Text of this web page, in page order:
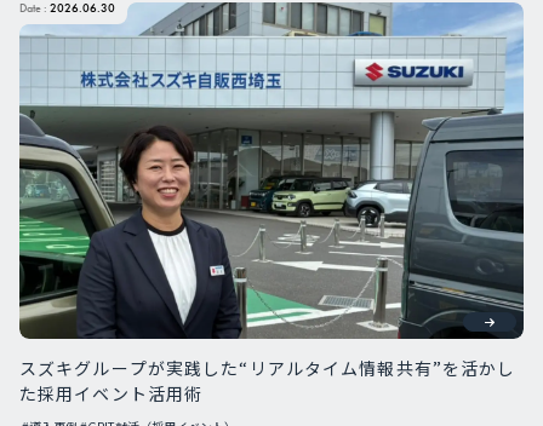
Date : 2026.06.30
スズキグループが実践した“リアルタイム情報共有”を活かし
た採用イベント活用術